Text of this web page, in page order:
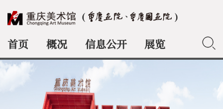
首页 概况 信息公开 展览 典藏